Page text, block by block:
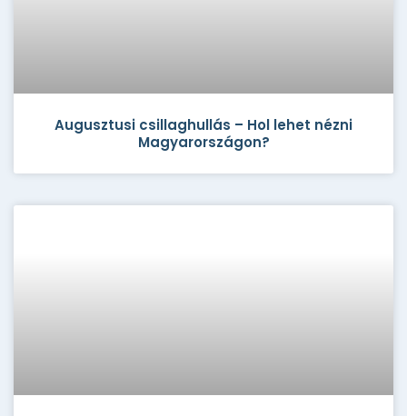
Augusztusi csillaghullás – Hol lehet nézni
Magyarországon?